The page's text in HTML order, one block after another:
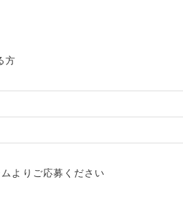
方
よりご応募ください